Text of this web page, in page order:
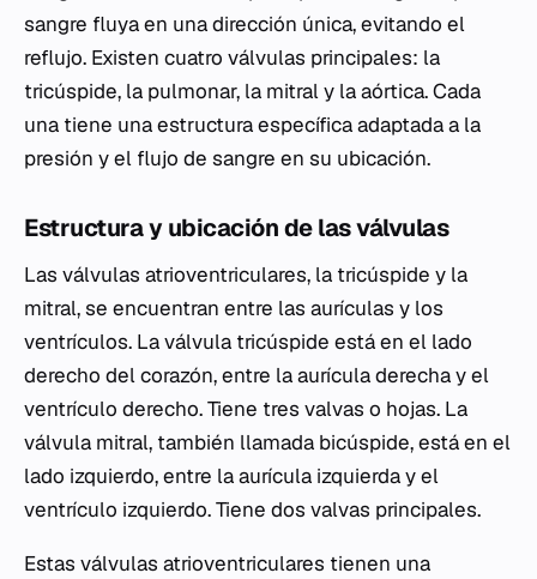
sangre fluya en una dirección única, evitando el
reflujo. Existen cuatro válvulas principales: la
tricúspide, la pulmonar, la mitral y la aórtica. Cada
una tiene una estructura específica adaptada a la
presión y el flujo de sangre en su ubicación.
Estructura y ubicación de las válvulas
Las válvulas atrioventriculares, la tricúspide y la
mitral, se encuentran entre las aurículas y los
ventrículos. La válvula tricúspide está en el lado
derecho del corazón, entre la aurícula derecha y el
ventrículo derecho. Tiene tres valvas o hojas. La
válvula mitral, también llamada bicúspide, está en el
lado izquierdo, entre la aurícula izquierda y el
ventrículo izquierdo. Tiene dos valvas principales.
Estas válvulas atrioventriculares tienen una